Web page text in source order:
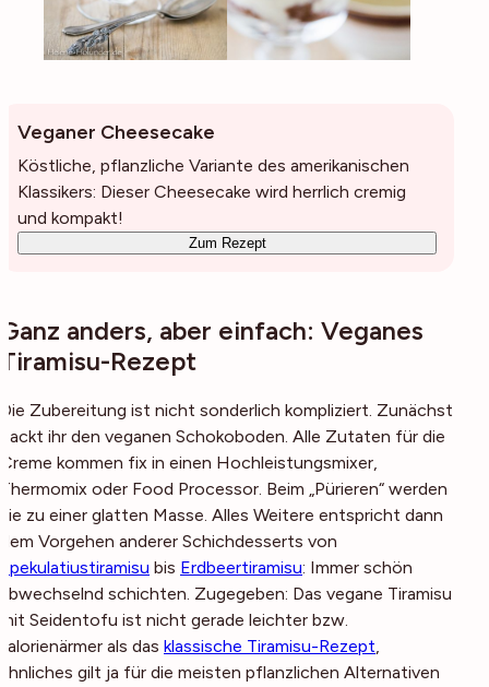
Veganer Cheesecake
Köstliche, pflanzliche Variante des amerikanischen
Klassikers: Dieser Cheesecake wird herrlich cremig
und kompakt!
Zum Rezept
Ganz anders, aber einfach: Veganes
Tiramisu-Rezept
Die Zubereitung ist nicht sonderlich kompliziert. Zunächst
backt ihr den veganen Schokoboden. Alle Zutaten für die
Creme kommen fix in einen Hochleistungsmixer,
Thermomix oder Food Processor. Beim „Pürieren“ werden
sie zu einer glatten Masse. Alles Weitere entspricht dann
dem Vorgehen anderer Schichdesserts von
Spekulatiustiramisu bis Erdbeertiramisu: Immer schön
abwechselnd schichten. Zugegeben: Das vegane Tiramisu
mit Seidentofu ist nicht gerade leichter bzw.
kalorienärmer als das klassische Tiramisu-Rezept,
ähnliches gilt ja für die meisten pflanzlichen Alternativen